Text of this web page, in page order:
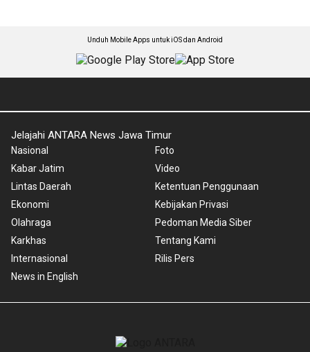
Unduh Mobile Apps untuk iOS dan Android
Jelajahi ANTARA News Jawa Timur
Nasional
Kabar Jatim
Lintas Daerah
Ekonomi
Olahraga
Karkhas
Internasional
News in English
Foto
Video
Ketentuan Penggunaan
Kebijakan Privasi
Pedoman Media Siber
Tentang Kami
Rilis Pers